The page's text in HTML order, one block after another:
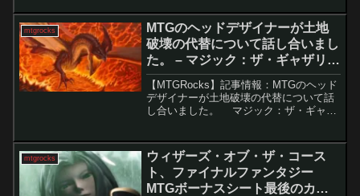
フォーマット「グラディエーター」の禁
止...
mtgrocks
MTGのヘッドデザイナーが土地
破壊の代替について話し合いまし
た。 – マジック：ザ・ギャザリン
グ
【MTGRocks】記事情報：MTGのヘッド
デザイナーが土地破壊の代替について話
し合いました。 マジック：ザ・ギャザ
かし最近では、ウィザーズ・オブ・ザ・
コースト...
mtgrocks
ウィザーズ・オブ・ザ・コース
ト、ファイナルファンタジー
MTGボーナスシート最後のカー